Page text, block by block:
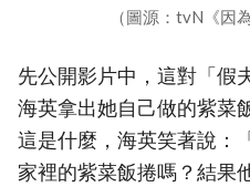
（圖源：tvN《因
先公開影片中，這對「假
海英拿出她自己做的紫菜
這是什麼，海英笑著說：
家裡的紫菜飯捲嗎？結果